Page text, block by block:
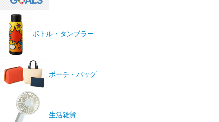
ボトル・タンブラー
ポーチ・バッグ
生活雑貨